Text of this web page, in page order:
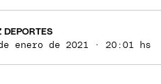
DEPORTES
enero de 2021 · 20:01 hs